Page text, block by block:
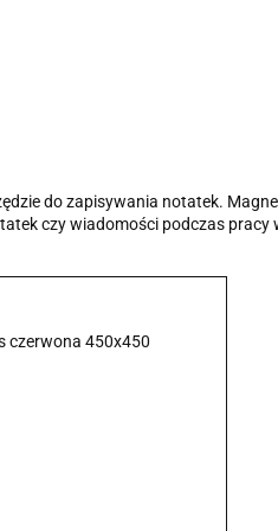
do zapisywania notatek.
czy wiadomości podczas pracy
czerwona 450x450